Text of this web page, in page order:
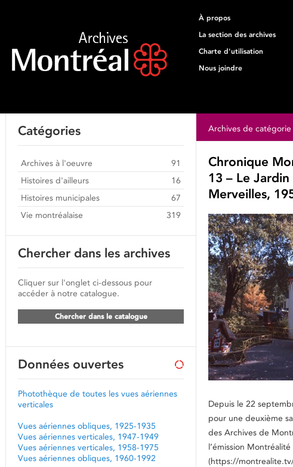
À propos
La section des archives
Charte d'utilisation
Nous joindre
Archives de catégorie
Chronique
13 – Le Jardin
Merveilles,
Depuis le 22
pour une deuxième
des Archives de
l’émission
(https://
Catégories
Archives à l'oeuvre
91
Histoires d'ailleurs
16
Histoires municipales
67
Vie montréalaise
319
Chercher dans les archives
Cliquer sur l'onglet ci-dessous pour
accéder à notre catalogue.
Chercher dans le catalogue
Données ouvertes
Photothèque de toutes les vues aériennes
verticales
Vues aériennes obliques, 1925-1935
Vues aériennes verticales, 1947-1949
Vues aériennes verticales, 1958-1975
Vues aériennes obliques, 1960-1992